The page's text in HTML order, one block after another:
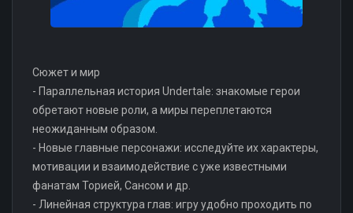
Сюжет и мир
- Параллельная история Undertale: знакомые герои
обретают новые роли, а миры переплетаются
неожиданным образом.
- Новые главные персонажи: исследуйте их характеры,
мотивации и взаимодействие с уже известными
фанатам Торией, Сансом и др.
- Линейная структура глав: игру удобно проходить по